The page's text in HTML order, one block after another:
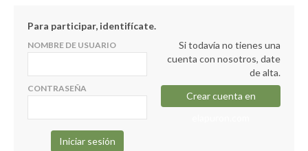
Para participar, identifícate.
NOMBRE DE USUARIO
CONTRASEÑA
Si todavía no tienes una
cuenta con nosotros, date
de alta.
Crear cuenta en